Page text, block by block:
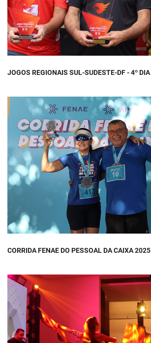
JOGOS REGIONAIS SUL-SUDESTE-DF - 4º DIA
CORRIDA FENAE DO PESSOAL DA CAIXA 2025